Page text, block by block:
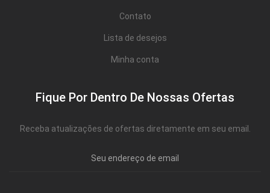
Contato
Lista de desejos
Minha conta
Fique Por Dentro De Nossas Ofertas
Receba atualizações de ofertas diretamente em seu email.